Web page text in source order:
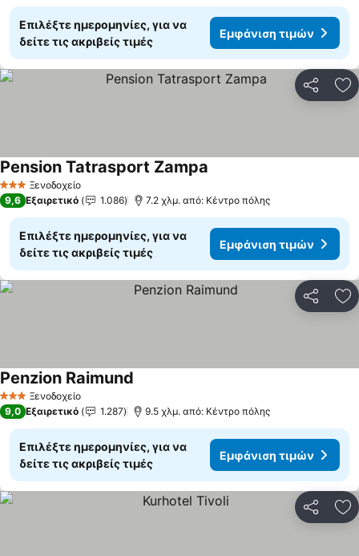
Επιλέξτε ημερομηνίες, για να
δείτε τις ακριβείς τιμές
Εμφάνιση τιμών
3 ΑστέριαΞενοδοχείο
Pension Tatrasport Zampa
9,6 Εξαιρετικό 1.086 7.2 χλμ. από: Κέντρο πόλης
Επιλέξτε ημερομηνίες, για να
δείτε τις ακριβείς τιμές
Εμφάνιση τιμών
3 ΑστέριαΞενοδοχείο
Penzion Raimund
9,0 Εξαιρετικό 1.287 9.5 χλμ. από: Κέντρο πόλης
Επιλέξτε ημερομηνίες, για να
δείτε τις ακριβείς τιμές
Εμφάνιση τιμών